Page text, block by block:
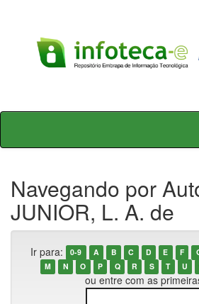
Skip
Navegando por
JUNIOR, L. A. de
Ir para: 0-9 A B C D E F
M
N O P Q R S T U
ou entre com as